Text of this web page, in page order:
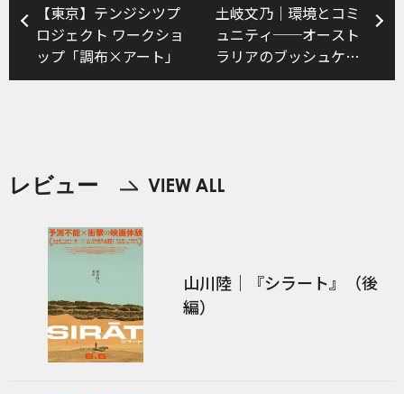
【東京】テンジシツプ
ロジェクト ワークショ
ップ「調布×アート」
土岐文乃｜環境とコミ
ュニティ──オースト
ラリアのブッシュケア
とシティファーム
レビュー
山川陸｜『シラート』（後
編）